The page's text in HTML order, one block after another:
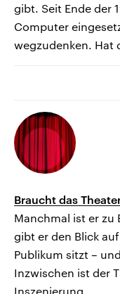
gibt. Seit Ende der
Computer
wegzudenken. Hat
Braucht das
Manchmal ist er zu
gibt er den Blick
Publikum sitzt –
Inzwischen ist der
Inszenierung.